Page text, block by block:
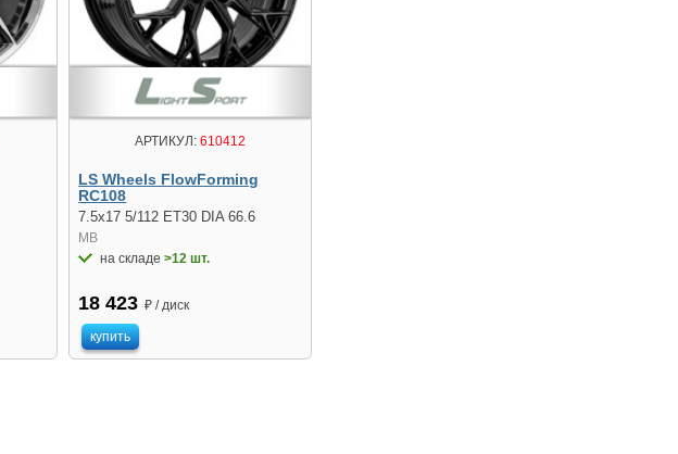
АРТИКУЛ: 610412
LS Wheels FlowForming
RC108
7.5x17 5/112 ET30 DIA 66.6
MB
на складе>12 шт.
18 423 ₽ / диск
купить